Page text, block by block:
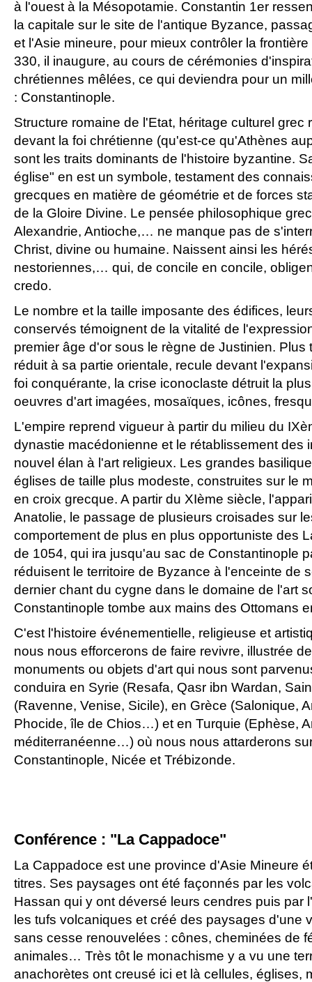
à l'ouest à la Mésopotamie. Constantin 1er
la capitale sur le site de l'antique Byzance,
et l'Asie mineure, pour mieux contrôler la
330, il inaugure, au cours de cérémonies
chrétiennes mêlées, ce qui deviendra pour un
: Constantinople.
Structure romaine de l'Etat, héritage culturel grec
devant la foi chrétienne (qu'est-ce qu'Athènes
sont les traits dominants de l'histoire byzantine.
église" en est un symbole, testament des
grecques en matière de géométrie et de forces
de la Gloire Divine. Le pensée philosophique
Alexandrie, Antioche,… ne manque pas de
Christ, divine ou humaine. Naissent ainsi les
nestoriennes,… qui, de concile en concile,
credo.
Le nombre et la taille imposante des édifices,
conservés témoignent de la vitalité de
premier âge d'or sous le règne de Justinien. Plus
réduit à sa partie orientale, recule devant
foi conquérante, la crise iconoclaste détruit la
oeuvres d'art imagées, mosaïques, icônes,
L'empire reprend vigueur à partir du milieu du
dynastie macédonienne et le rétablissement des
nouvel élan à l'art religieux. Les grandes
églises de taille plus modeste, construites sur le
en croix grecque. A partir du XIème siècle,
Anatolie, le passage de plusieurs croisades sur
comportement de plus en plus opportuniste des
de 1054, qui ira jusqu'au sac de Constantinople
réduisent le territoire de Byzance à l'enceinte de
dernier chant du cygne dans le domaine de l'art
Constantinople tombe aux mains des Ottomans
C'est l'histoire événementielle, religieuse et
nous nous efforcerons de faire revivre, illustrée
monuments ou objets d'art qui nous sont
conduira en Syrie (Resafa, Qasr ibn Wardan,
(Ravenne, Venise, Sicile), en Grèce (Salonique,
Phocide, île de Chios…) et en Turquie (Ephèse,
méditerranéenne…) où nous nous attarderons
Constantinople, Nicée et Trébizonde.
Conférence : "La Cappadoce"
La Cappadoce est une province d'Asie Mineure
titres. Ses paysages ont été façonnés par les
Hassan qui y ont déversé leurs cendres puis par
les tufs volcaniques et créé des paysages d'une
sans cesse renouvelées : cônes, cheminées de
animales… Très tôt le monachisme y a vu une
anachorètes ont creusé ici et là cellules, églises,